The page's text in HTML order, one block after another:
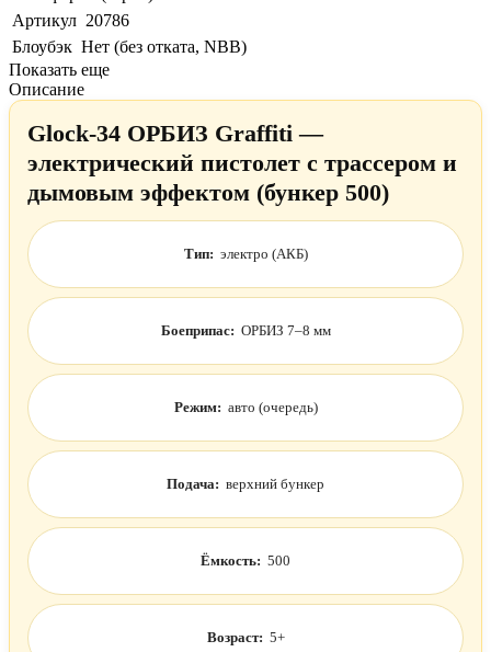
Артикул 20786
Блоубэк Нет (без отката, NBB)
Показать еще
Описание
Glock-34 ОРБИЗ Graffiti —
электрический пистолет с трассером и
дымовым эффектом (бункер 500)
Тип: электро (АКБ)
Боеприпас: ОРБИЗ 7–8 мм
Режим: авто (очередь)
Подача: верхний бункер
Ёмкость: 500
Возраст: 5+